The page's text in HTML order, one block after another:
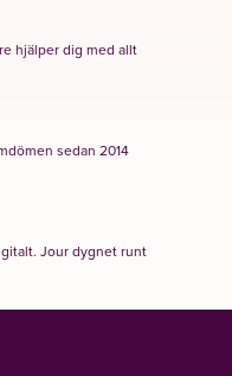
hjälper dig med allt
sedan 2014
Jour dygnet runt